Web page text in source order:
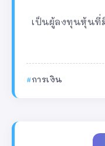
เป็นผู้ลงทุนหุ้นที่มี
การเงิน